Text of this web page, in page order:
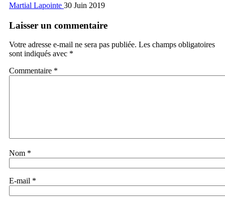
Martial Lapointe 30 Juin 2019
Laisser un commentaire
Votre adresse e-mail ne sera pas publiée. Les champs obligatoires
sont indiqués avec *
Commentaire *
Nom *
E-mail *